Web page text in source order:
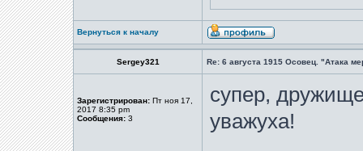
Вернуться к началу
Sergey321 Re: 6 августа 1915 Осовец. "Атака
Зарегистрирован: Пт ноя 17,
2017 8:35 pm
Сообщения: 3
супер,
уважуха!